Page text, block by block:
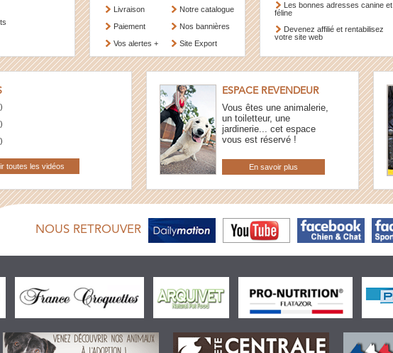
Livraison
Paiement
Vos alertes +
Notre catalogue
Nos bannières
Site Export
Les bonnes adresses canine et
féline
Devenez affilié et rentabilisez
votre site web
toutes les vidéos
ESPACE REVENDEUR
Vous êtes une animalerie,
un toiletteur, une
jardinerie... cet espace
vous est réservé !
En savoir plus
NOUS RETROUVER